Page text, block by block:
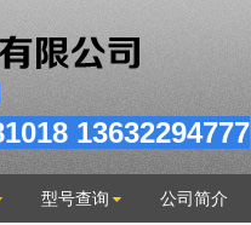
018 13632294777
型号查询 公司简介